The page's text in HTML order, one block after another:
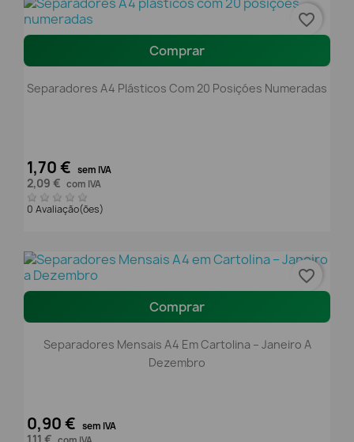
Comprar
Separadores A4 Plásticos Com 20 Posiçóes Numeradas
1,70 € sem IVA
2,09 € com IVA
0 Avaliação(ões)
favorite_border
Comprar
Separadores Mensais A4 Em Cartolina – Janeiro A
Dezembro
0,90 € sem IVA
favorite_border